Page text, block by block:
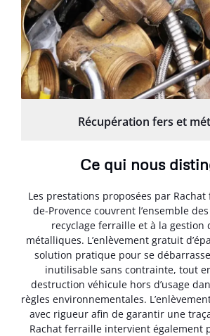
Récupération fers et
Ce qui nous
Les prestations proposées par
de-Provence couvrent l’ensemble
recyclage ferraille et à la gestion
métalliques. L’enlèvement gratuit
solution pratique pour se
inutilisable sans contrainte, tout
destruction véhicule hors d’usage
règles environnementales.
avec rigueur afin de garantir une
Rachat ferraille intervient également